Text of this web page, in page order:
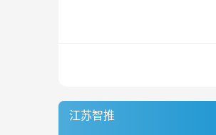
江苏智推